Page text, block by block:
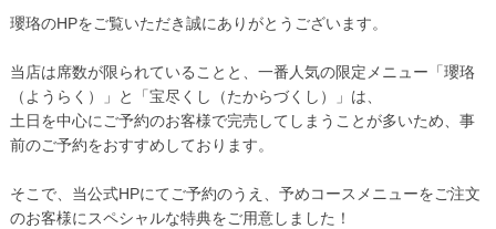
瓔珞のHPをご覧いただき誠にありがとうございます。
当店は席数が限られていることと、一番人気の限定メニュー「瓔珞
（ようらく）」と「宝尽くし（たからづくし）」は、
土日を中心にご予約のお客様で完売してしまうことが多いため、事
前のご予約をおすすめしております。
そこで、当公式HPにてご予約のうえ、予めコースメニューをご注文
のお客様にスペシャルな特典をご用意しました！